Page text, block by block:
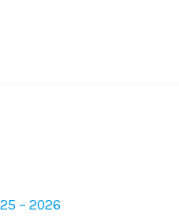
– 2026